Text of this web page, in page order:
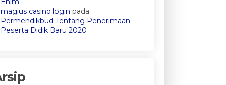
magius casino login pada
Permendikbud Tentang Penerimaan
Peserta Didik Baru 2020